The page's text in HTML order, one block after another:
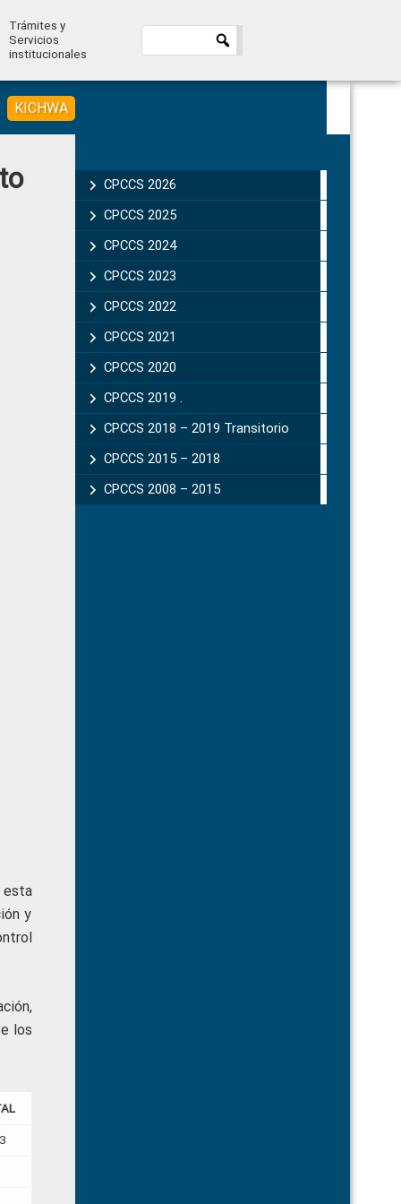
Trámites y
Servicios
institucionales
KICHWA
esta
y
los
Sidebar
CPCCS 2026
CPCCS 2025
CPCCS 2024
CPCCS 2023
CPCCS 2022
CPCCS 2021
CPCCS 2020
CPCCS 2019 .
CPCCS 2018 – 2019 Transitorio
CPCCS 2015 – 2018
CPCCS 2008 – 2015